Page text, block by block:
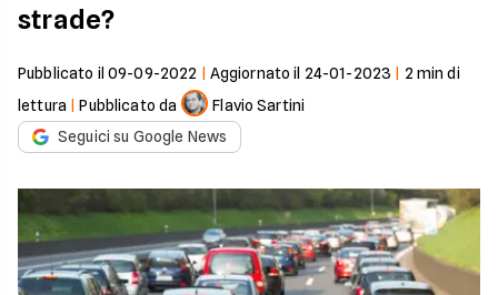
strade?
Pubblicato il 09-09-2022 Aggiornato il 24-01-2023 2 min di
lettura |Pubblicato da
Flavio Sartini
Seguici su Google News